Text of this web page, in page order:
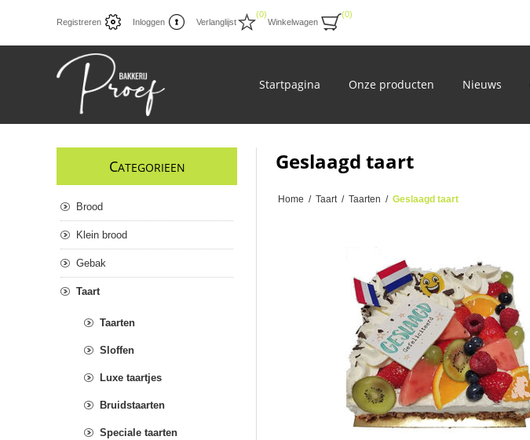
Registreren Inloggen Verlanglijst
(0)
Winkelwagen
(0)
Startpagina Onze producten Nieuws
Geslaagd taart
Home / Taart / Taarten / Geslaagd taart
CATEGORIEEN
Brood
Klein brood
Gebak
Taart
Taarten
Sloffen
Luxe taartjes
Bruidstaarten
Speciale taarten